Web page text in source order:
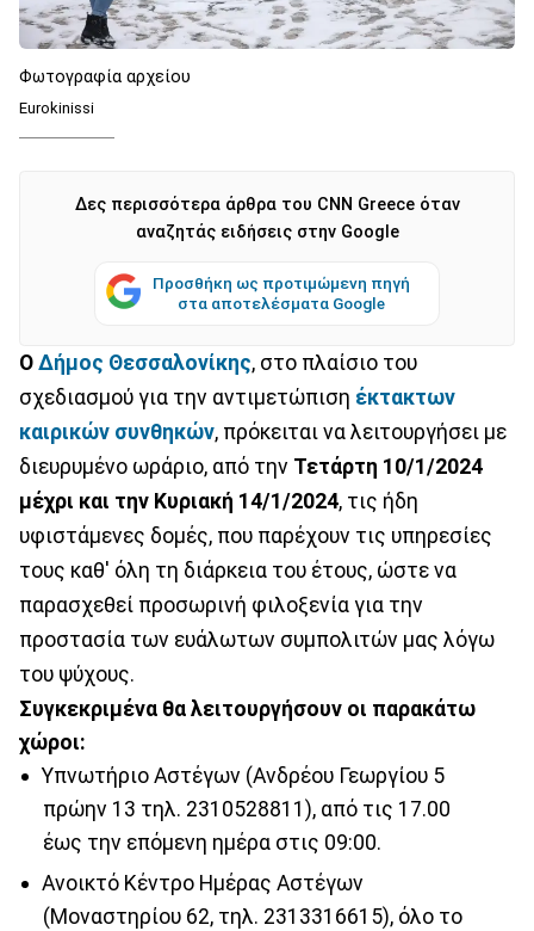
Φωτογραφία αρχείου
Eurokinissi
Δες περισσότερα άρθρα του CNN Greece όταν
αναζητάς ειδήσεις στην Google
Προσθήκη ως προτιμώμενη πηγή
στα αποτελέσματα Google
Ο Δήμος Θεσσαλονίκης, στο πλαίσιο του
σχεδιασμού για την αντιμετώπιση έκτακτων
καιρικών συνθηκών, πρόκειται να λειτουργήσει με
διευρυμένο ωράριο, από την Τετάρτη 10/1/2024
μέχρι και την Κυριακή 14/1/2024, τις ήδη
υφιστάμενες δομές, που παρέχουν τις υπηρεσίες
τους καθ' όλη τη διάρκεια του έτους, ώστε να
παρασχεθεί προσωρινή φιλοξενία για την
προστασία των ευάλωτων συμπολιτών μας λόγω
του ψύχους.
Συγκεκριμένα θα λειτουργήσουν οι παρακάτω
χώροι:
Υπνωτήριο Αστέγων (Ανδρέου Γεωργίου 5
πρώην 13 τηλ. 2310528811), από τις 17.00
έως την επόμενη ημέρα στις 09:00.
Ανοικτό Κέντρο Ημέρας Αστέγων
(Μοναστηρίου 62, τηλ. 2313316615), όλο το